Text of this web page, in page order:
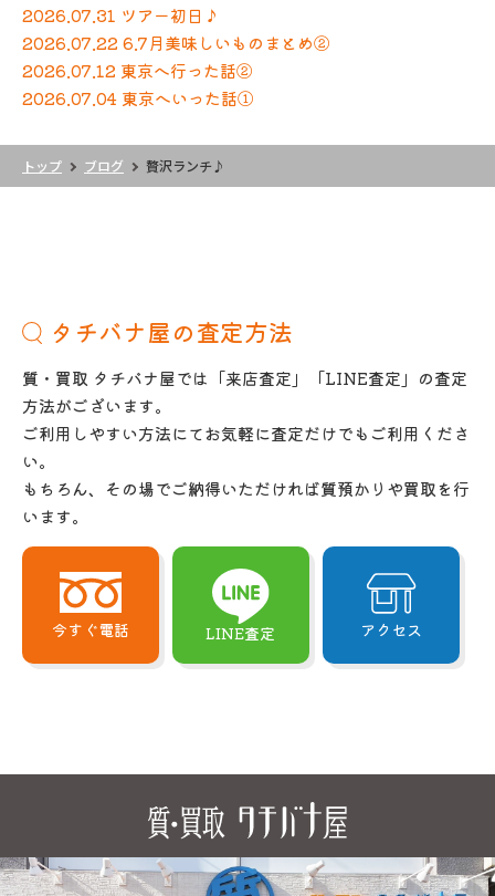
2026.07.31 ツアー初日♪
2026.07.22 6.7月美味しいものまとめ②
2026.07.12 東京へ行った話②
2026.07.04 東京へいった話①
トップ ブログ 贅沢ランチ♪
タチバナ屋の査定方法
質・買取 タチバナ屋では「来店査定」「LINE査定」の査定
方法がございます。
ご利用しやすい方法にてお気軽に査定だけでもご利用くださ
い。
もちろん、その場でご納得いただければ質預かりや買取を行
います。
今すぐ電話 LINE査定 アクセス